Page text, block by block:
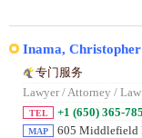
Inama,
专门服务
Lawyer / Attorney /
TEL +1 (650) 365-
MAP 605 Middlefield